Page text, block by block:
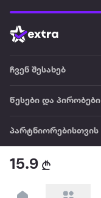
15.9
ჩვენ შესახებ
წესები და პირობები
პარტნიორებისთვის
ტრენდული
პოპულარული